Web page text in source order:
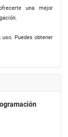
una mejor
uso. Puedes obtener